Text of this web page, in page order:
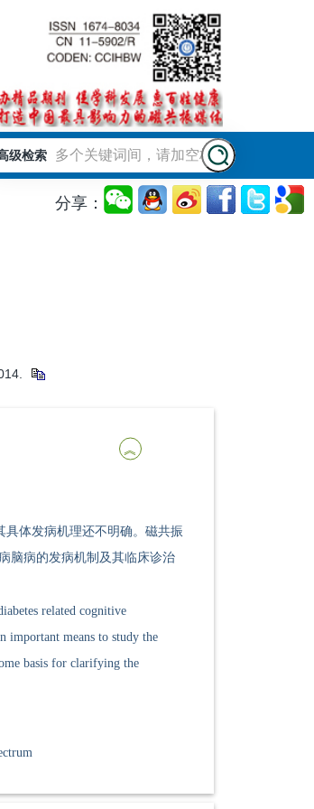
级检索
分享：
体发病机理还不明确。磁共振
脑病的发病机制及其临床诊治
related cognitive
important means to study the
basis for clarifying the